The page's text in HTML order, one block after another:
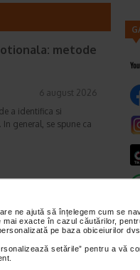
ne ajută să înțelegem cum se
exacte în cazul căutărilor,
pe baza obiceiurilor
setările” pentru a vă
metode
6 august 2026
a identifica si
general, se spune ca
28 iulie 2026
de urina, de
in randul copiilor,